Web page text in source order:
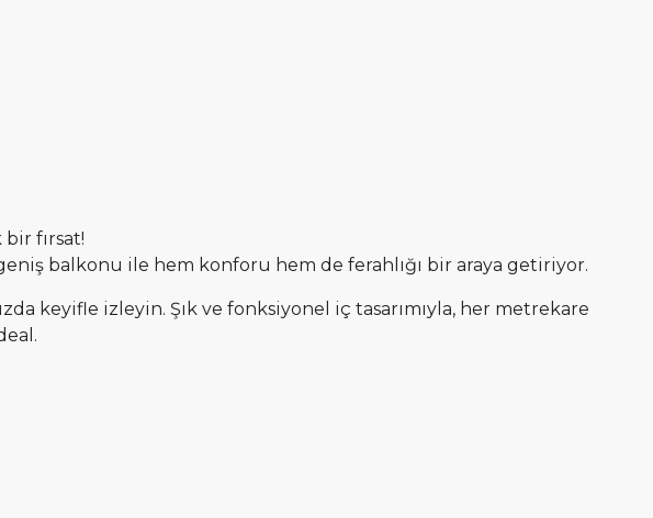
fırsat!
geniş balkonu ile hem konforu hem de ferahlığı bir araya getiriyor.
keyifle izleyin. Şık ve fonksiyonel iç tasarımıyla, her metrekare